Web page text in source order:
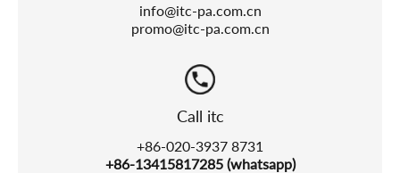
info@itc-pa.com.cn
promo@itc-pa.com.cn
Call itc
+86-020-3937 8731
+86-13415817285 (whatsapp)